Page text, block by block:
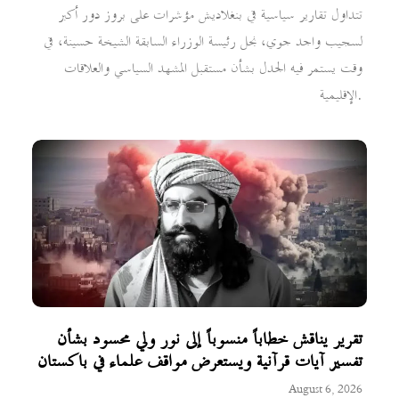
تتداول تقارير سياسية في بنغلاديش مؤشرات على بروز دور أكبر
لسجيب واجد جوي، نجل رئيسة الوزراء السابقة الشيخة حسينة، في
وقت يستمر فيه الجدل بشأن مستقبل المشهد السياسي والعلاقات
الإقليمية.
تقرير يناقش خطاباً منسوباً إلى نور ولي محسود بشأن
تفسير آيات قرآنية ويستعرض مواقف علماء في باكستان
August 6, 2026